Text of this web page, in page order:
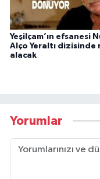
Yeşilçam’ın efsanesi
Alço Yeraltı dizisinde
alacak
Yorumlar